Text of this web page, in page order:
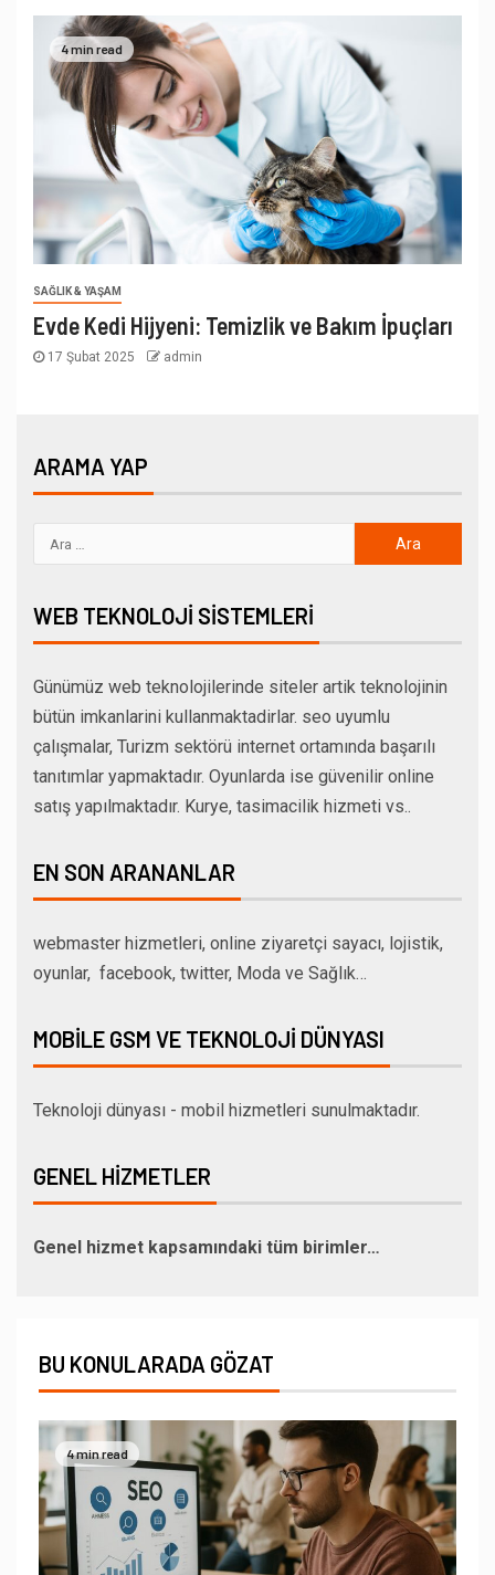
4 min read
SAĞLIK & YAŞAM
Evde Kedi Hijyeni: Temizlik ve Bakım İpuçları
17 Şubat 2025 admin
ARAMA YAP
WEB TEKNOLOJI SISTEMLERI
Günümüz web teknolojilerinde siteler artik teknolojinin
bütün imkanlarini kullanmaktadirlar. seo uyumlu
çalışmalar, Turizm sektörü internet ortamında başarılı
tanıtımlar yapmaktadır. Oyunlarda ise güvenilir online
satış yapılmaktadır. Kurye, tasimacilik hizmeti vs..
EN SON ARANANLAR
webmaster hizmetleri, online ziyaretçi sayacı, lojistik,
oyunlar, facebook, twitter, Moda ve Sağlık…
MOBILE GSM VE TEKNOLOJI DÜNYASI
Teknoloji dünyası - mobil hizmetleri sunulmaktadır.
GENEL HIZMETLER
Genel hizmet kapsamındaki tüm birimler…
BU KONULARADA GÖZAT
4 min read